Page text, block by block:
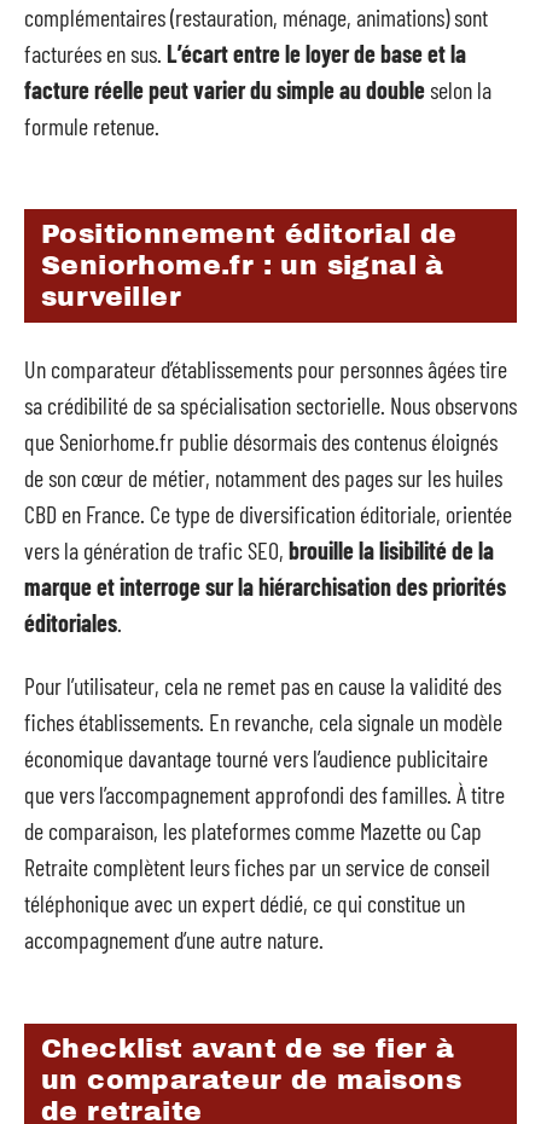
complémentaires (restauration, ménage, animations) sont
facturées en sus. L’écart entre le loyer de base et la
facture réelle peut varier du simple au doubleselon la
formule retenue.
Positionnement éditorial de
Seniorhome.fr : un signal à
surveiller
Un comparateur d’établissements pour personnes âgées tire
sa crédibilité de sa spécialisation sectorielle. Nous observons
que Seniorhome.fr publie désormais des contenus éloignés
de son cœur de métier, notamment des pages sur les huiles
CBD en France. Ce type de diversification éditoriale, orientée
vers la génération de trafic SEO, brouille la lisibilité de la
marque et interroge sur la hiérarchisation des priorités
éditoriales
Pour l’utilisateur, cela ne remet pas en cause la validité des
fiches établissements. En revanche, cela signale un modèle
économique davantage tourné vers l’audience publicitaire
que vers l’accompagnement approfondi des familles. À titre
de comparaison, les plateformes comme Mazette ou Cap
Retraite complètent leurs fiches par un service de conseil
téléphonique avec un expert dédié, ce qui constitue un
accompagnement d’une autre nature.
Checklist avant de se fier à
un comparateur de maisons
de retraite